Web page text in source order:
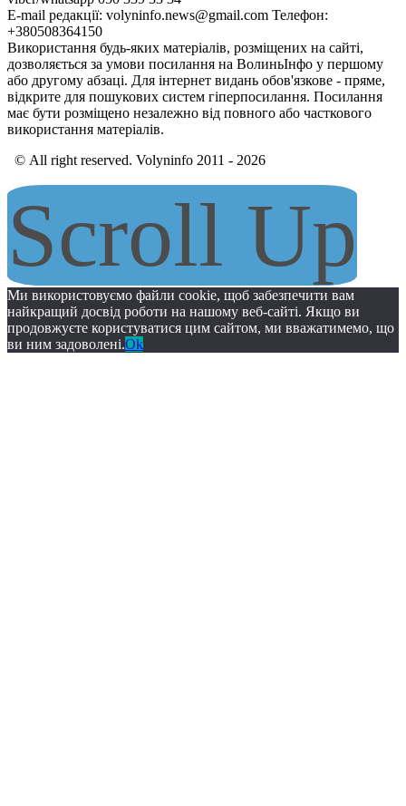
E-mail редакції: volyninfo.news@gmail.com Телефон:
+380508364150
Використання будь-яких матеріалів, розміщених на сайті,
дозволяється за умови посилання на ВолиньІнфо у першому
або другому абзаці. Для інтернет видань обов'язкове - пряме,
відкрите для пошукових систем гіперпосилання. Посилання
має бути розміщено незалежно від повного або часткового
використання матеріалів.
© All right reserved. Volyninfo 2011 - 2026
Scroll Up
Ми використовуємо файли cookie, щоб забезпечити вам
найкращий досвід роботи на нашому веб-сайті. Якщо ви
продовжуєте користуватися цим сайтом, ми вважатимемо, що
ви ним задоволені.Ok